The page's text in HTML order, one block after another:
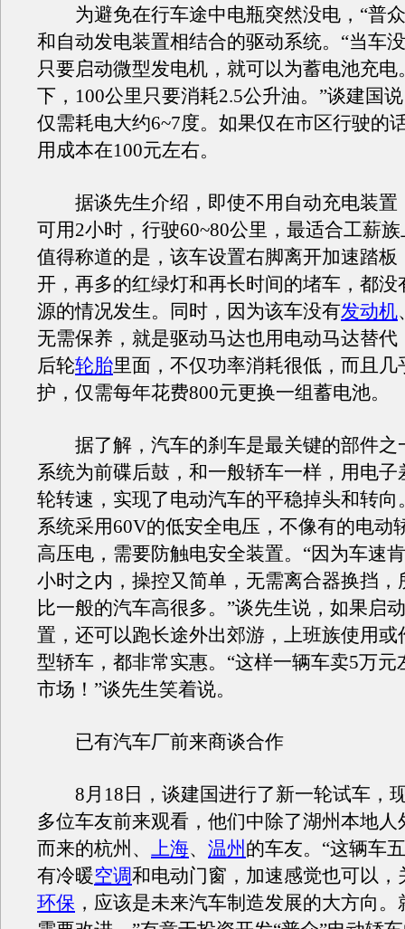
为避免在行车途中电瓶突然没电，“普众
和自动发电装置相结合的驱动系统。“当车
只要启动微型发电机，就可以为蓄电池充电
下，100公里只要消耗2.5公升油。”谈建国
仅需耗电大约6~7度。如果仅在市区行驶的
用成本在100元左右。
据谈先生介绍，即使不用自动充电装置
可用2小时，行驶60~80公里，最适合工薪
值得称道的是，该车设置右脚离开加速踏板
开，再多的红绿灯和再长时间的堵车，都没
源的情况发生。同时，因为该车没有发动机
无需保养，就是驱动马达也用电动马达替代
后轮轮胎里面，不仅功率消耗很低，而且几
护，仅需每年花费800元更换一组蓄电池。
据了解，汽车的刹车是最关键的部件之
系统为前碟后鼓，和一般轿车一样，用电子
轮转速，实现了电动汽车的平稳掉头和转向
系统采用60V的低安全电压，不像有的电动
高压电，需要防触电安全装置。“因为车速
小时之内，操控又简单，无需离合器换挡，
比一般的汽车高很多。”谈先生说，如果启
置，还可以跑长途外出郊游，上班族使用或
型轿车，都非常实惠。“这样一辆车卖5万元
市场！”谈先生笑着说。
已有汽车厂前来商谈合作
8月18日，谈建国进行了新一轮试车，
多位车友前来观看，他们中除了湖州本地人
而来的杭州、 上海、 温州 的车友。“这辆车
有冷暖空调和电动门窗，加速感觉也可以，
环保 ，应该是未来汽车制造发展的大方向